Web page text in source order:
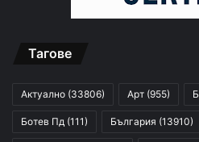
Тагове
Актуално (33806) Арт (955)
Ботев Пд (111) България (13910)